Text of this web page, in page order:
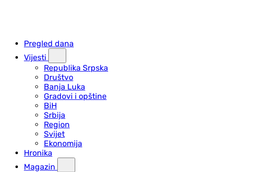
Pregled dana
Vijesti
Republika Srpska
Društvo
Banja Luka
Gradovi i opštine
BiH
Srbija
Region
Svijet
Ekonomija
Hronika
Magazin